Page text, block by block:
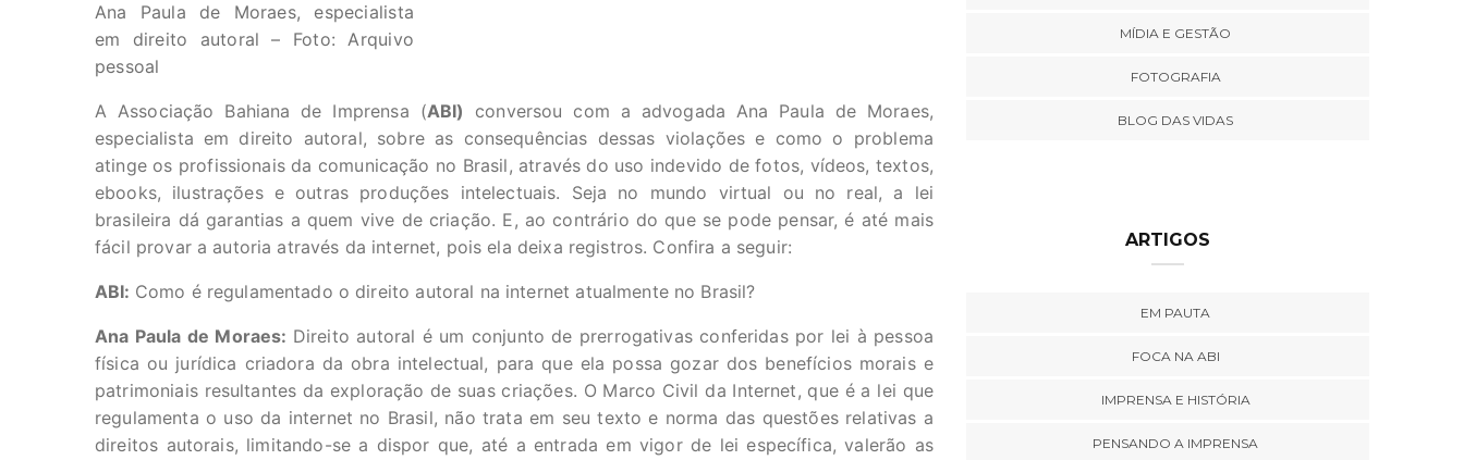
Ana Paula de Moraes, especialista
em direito autoral – Foto: Arquivo
pessoal
A Associação Bahiana de Imprensa (ABI)
conversou com a advogada Ana Paula de Moraes,
especialista em direito autoral, sobre as consequências dessas violações e como o problema
atinge os profissionais da comunicação no Brasil, através do uso indevido de fotos, vídeos, textos,
ebooks, ilustrações e outras produções intelectuais. Seja no mundo virtual ou no real, a lei
brasileira dá garantias a quem vive de criação. E, ao contrário do que se pode pensar, é até mais
fácil provar a autoria através da internet, pois ela deixa registros. Confira a seguir:
ABI: Como é regulamentado o direito autoral na internet atualmente no Brasil?
Ana Paula de Moraes: Direito autoral é um conjunto de prerrogativas conferidas por lei à pessoa
física ou jurídica criadora da obra intelectual, para que ela possa gozar dos benefícios morais e
patrimoniais resultantes da exploração de suas criações. O Marco Civil da Internet, que é a lei que
regulamenta o uso da internet no Brasil, não trata em seu texto e norma das questões relativas a
direitos autorais, limitando-se a dispor que, até a entrada em vigor de lei específica, valerão as
MÍDIA E GESTÃO
FOTOGRAFIA
BLOG DAS VIDAS
ARTIGOS
EM PAUTA
FOCA NA ABI
IMPRENSA E HISTÓRIA
PENSANDO A IMPRENSA